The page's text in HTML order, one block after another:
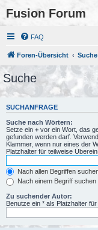
Fusion Forum
FAQ
Foren-Übersicht Suche
Suche
SUCHANFRAGE
Suche nach Wörtern:
Setze ein + vor ein Wort, das
gefunden werden darf.
Klammer, wenn nur eines der
Platzhalter für teilweise
Nach allen Begriffen
Nach einem Begriff suchen
Zu suchender Autor:
Benutze ein * als Platzhalter